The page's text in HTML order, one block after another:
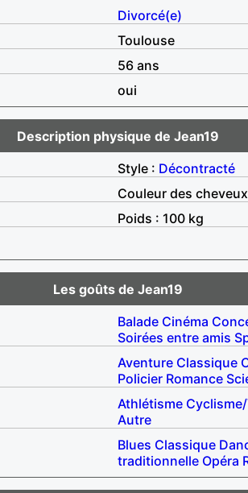
Divorcé(e)
Toulouse
56 ans
oui
Description physique de Jean19
Style : Décontracté
Couleur des
Poids : 100 kg
Les goûts de Jean19
Balade Cinéma
Soirées entre amis
Aventure Classique
Policier Romance
Athlétisme
Autre
Blues Classique
traditionnelle Opéra